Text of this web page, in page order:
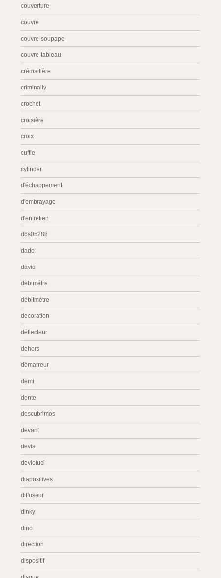
couverture
couvre
couvre-soupape
couvre-tableau
crémaillère
criminally
crochet
croisière
croix
cuffie
cylinder
d'échappement
d'embrayage
d'entretien
d6s05288
dado
david
debimétre
débitmètre
decoration
déflecteur
dehors
démarreur
demi
dente
descubrimos
devant
devia
devioluci
diapositives
diffuseur
dinky
dino
direction
dispositif